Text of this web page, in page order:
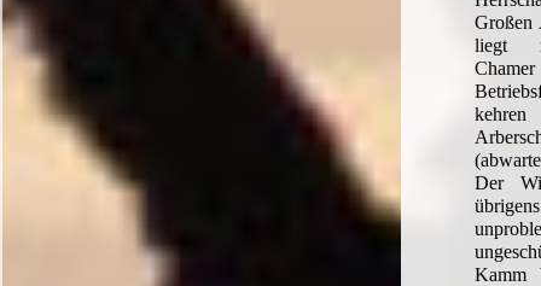
Großen
liegt
Der
Kamm